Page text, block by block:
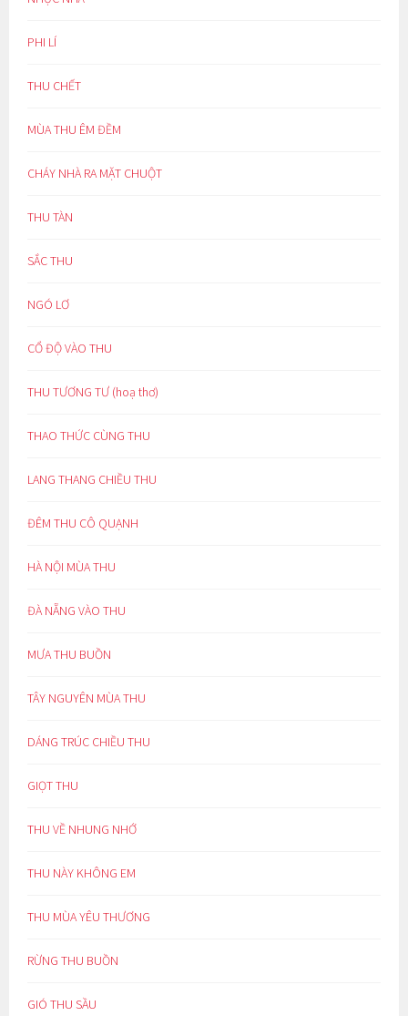
PHI LÍ
THU CHẾT
MÙA THU ÊM ĐỀM
CHÁY NHÀ RA MẶT CHUỘT
THU TÀN
SẮC THU
NGÓ LƠ
CỔ ĐỘ VÀO THU
THU TƯƠNG TƯ (hoạ thơ)
THAO THỨC CÙNG THU
LANG THANG CHIỀU THU
ĐÊM THU CÔ QUẠNH
HÀ NỘI MÙA THU
ĐÀ NẴNG VÀO THU
MƯA THU BUỒN
TÂY NGUYÊN MÙA THU
DÁNG TRÚC CHIỀU THU
GIỌT THU
THU VỀ NHUNG NHỚ
THU NÀY KHÔNG EM
THU MÙA YÊU THƯƠNG
RỪNG THU BUỒN
GIÓ THU SẦU